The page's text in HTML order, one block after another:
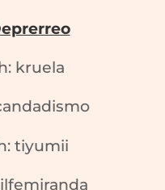
kruela
tiyumii